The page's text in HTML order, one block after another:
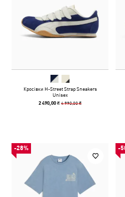
Кросівки H-Street Strap Sneakers
Unisex
2 490,00 ₴4 990,00 ₴
-28% -